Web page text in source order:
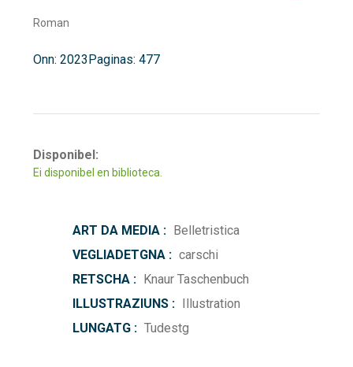
Roman
Onn: 2023Paginas: 477
Disponibel:
Ei disponibel en biblioteca.
ART DA MEDIA : Belletristica
VEGLIADETGNA : carschi
RETSCHA : Knaur Taschenbuch
ILLUSTRAZIUNS : Illustration
LUNGATG : Tudestg